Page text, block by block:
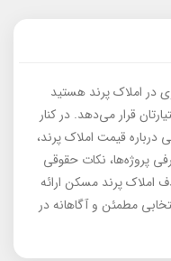
در املاک پرند هستید
قرار می‌دهد. در کنار
قیمت املاک پرند،
پروژه‌ها، نکات حقوقی
املاک پرند مسکن ارائه
مطمئن و آگاهانه در